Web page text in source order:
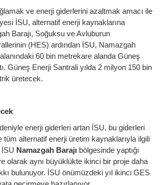
ve enerji giderlerini azaltmak amacı ile
İSU, alternatif enerji kaynaklarına
Barajı, Soğuksu ve Avluburun
(HES) ardından İSU, Namazgah
alanındaki 60 bin metrekare alanda Güneş
Güneş Enerji Santrali yılda 2 milyon 150 bin
üretecek.
enerji giderleri artan İSU, bu giderleri
tüm alternatif enerji üretim kaynaklarıyla ilgili
İSU Namazgah Barajı bölgesinde yaptığı
olarak aynı büyüklükte ikinci bir proje daha
bulunuyor. İSU önümüzdeki yıl ikinci GES